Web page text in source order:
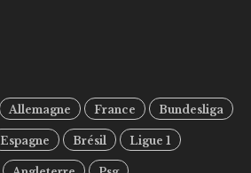
Allemagne France Bundesliga
Espagne Brésil Ligue 1